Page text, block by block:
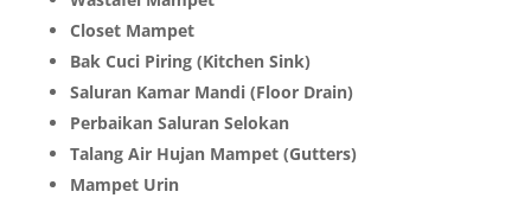
Closet Mampet
Bak Cuci Piring (Kitchen Sink)
Saluran Kamar Mandi (Floor Drain)
Perbaikan Saluran Selokan
Talang Air Hujan Mampet (Gutters)
Mampet Urin